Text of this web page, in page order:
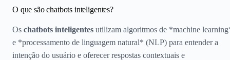
O que são chatbots inteligentes?
Os chatbots inteligentes utilizam algoritmos de *machine
e *processamento de linguagem natural* (NLP) para entender a
intenção do usuário e oferecer respostas contextuais e